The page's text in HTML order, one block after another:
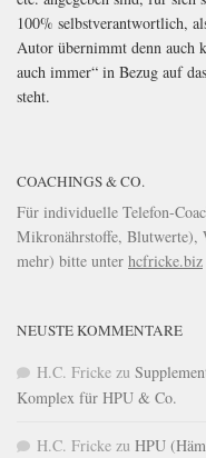
100% selbstverantwortlich,
Autor übernimmt denn auch
auch immer“ in Bezug auf
steht.
COACHINGS & CO.
Für individuelle Telefon-
Mikronährstoffe, Blutwerte),
mehr) bitte unter hcfricke.biz
NEUSTE KOMMENTARE
H.C. Fricke zu
Komplex für HPU & Co.
H.C. Fricke zu HPU